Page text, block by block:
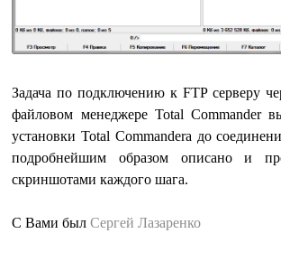
Задача по подключению к FTP серверу
файловом менеджере Total Commander
установки Total Commandera до
подробнейшим образом описано и
скриншотами каждого шага.
С Вами былСергей Лазаренко